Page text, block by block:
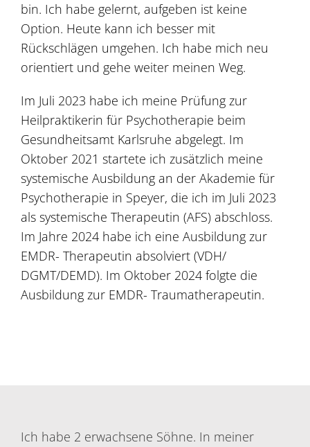
bin. Ich habe gelernt, aufgeben ist keine
Option. Heute kann ich besser mit
Rückschlägen umgehen. Ich habe mich neu
orientiert und gehe weiter meinen Weg.
Im Juli 2023 habe ich meine Prüfung zur
Heilpraktikerin für Psychotherapie beim
Gesundheitsamt Karlsruhe abgelegt. Im
Oktober 2021 startete ich zusätzlich meine
systemische Ausbildung an der Akademie für
Psychotherapie in Speyer, die ich im Juli 2023
als systemische Therapeutin (AFS) abschloss.
Im Jahre 2024 habe ich eine Ausbildung zur
EMDR- Therapeutin absolviert (VDH/
DGMT/DEMD). Im Oktober 2024 folgte die
Ausbildung zur EMDR- Traumatherapeutin.
Ich habe 2 erwachsene Söhne. In meiner